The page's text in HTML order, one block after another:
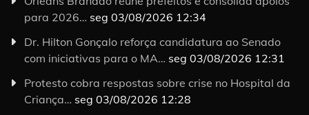
para 2026… seg 03/08/2026 12:34
Dr. Hilton Gonçalo reforça candidatura ao Senado
com iniciativas para o MA… seg 03/08/2026 12:31
Protesto cobra respostas sobre crise no Hospital da
Criança… seg 03/08/2026 12:28